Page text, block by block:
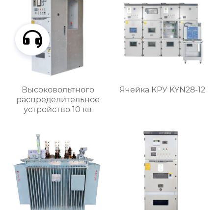
Высоковольтного
распределительное
устройство 10 кв
Ячейка КРУ KYN28-12